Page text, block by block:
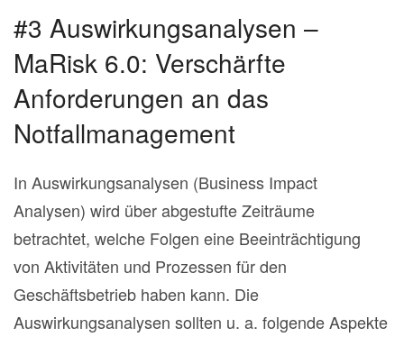
#3 Auswirkungsanalysen –
MaRisk 6.0: Verschärfte
Anforderungen an das
Notfallmanagement
In Auswirkungsanalysen (Business Impact
Analysen) wird über abgestufte Zeiträume
betrachtet, welche Folgen eine Beeinträchtigung
von Aktivitäten und Prozessen für den
Geschäftsbetrieb haben kann. Die
Auswirkungsanalysen sollten u. a. folgende Aspekte